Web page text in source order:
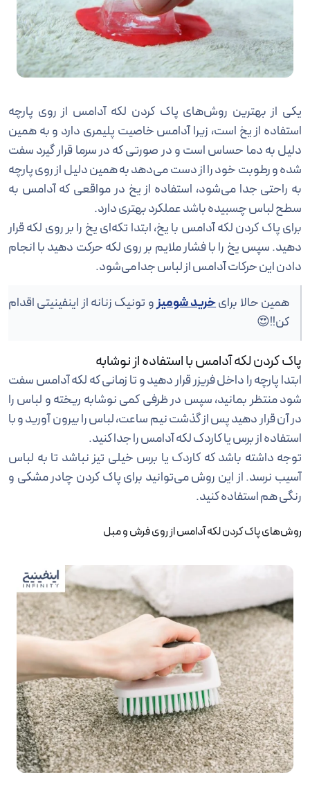
یکی از بهترین روش‌های پاک کردن لکه آدامس از روی پارچه
استفاده از یخ است، زیرا آدامس خاصیت پلیمری دارد و به همین
دلیل به دما حساس است و در صورتی که در سرما قرار گیرد سفت
شده و رطوبت خود را از دست می‌دهد به همین دلیل از روی پارچه
به راحتی جدا می‌شود، استفاده از یخ در مواقعی که آدامس به
سطح لباس چسبیده باشد عملکرد بهتری دارد.
برای پاک کردن لکه آدامس با یخ، ابتدا تکه‌ای یخ را بر روی لکه قرار
دهید. سپس یخ را با فشار ملایم بر روی لکه حرکت دهید با انجام
دادن این حرکات آدامس از لباس جدا می‌شود.
همین حالا برایخرید شومیزو تونیک زنانه از اینفینیتی اقدام
کن!!😍
پاک کردن لکه آدامس با استفاده از نوشابه
ابتدا پارچه را داخل فریزر قرار دهید و تا زمانی که لکه آدامس سفت
شود منتظر بمانید، سپس در ظرفی کمی نوشابه ریخته و لباس را
در آن قرار دهید پس از گذشت نیم ساعت، لباس را بیرون آورید و با
استفاده از برس یا کاردک لکه آدامس را جدا کنید.
توجه داشته باشد که کاردک یا برس خیلی تیز نباشد تا به لباس
آسیب نرسد. از این روش می‌توانید برای پاک کردن چادر مشکی و
رنگی هم استفاده کنید.
روش‌های پاک کردن لکه آدامس از روی فرش و مبل